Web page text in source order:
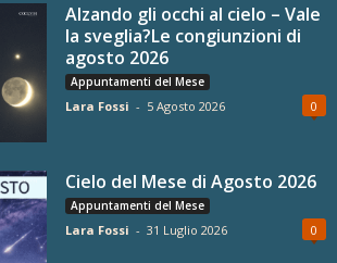
Alzando gli occhi al cielo – Vale
la sveglia?Le congiunzioni di
agosto 2026
Appuntamenti del Mese
Lara Fossi - 5 Agosto 2026 0
Cielo del Mese di Agosto 2026
Appuntamenti del Mese
Lara Fossi - 31 Luglio 2026 0